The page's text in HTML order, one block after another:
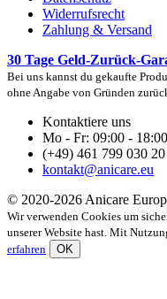
Widerrufsrecht
Zahlung & Versand
30 Tage Geld-Zurück-
Bei uns kannst du gekaufte
ohne Angabe von Gründen
Kontaktiere uns
Mo - Fr: 09:00 -
(+49) 461 799 030 20
kontakt@anicare.eu
© 2020-2026 Anicare
Wir verwenden Cookies um
unserer Website hast. Mit
erfahren
OK